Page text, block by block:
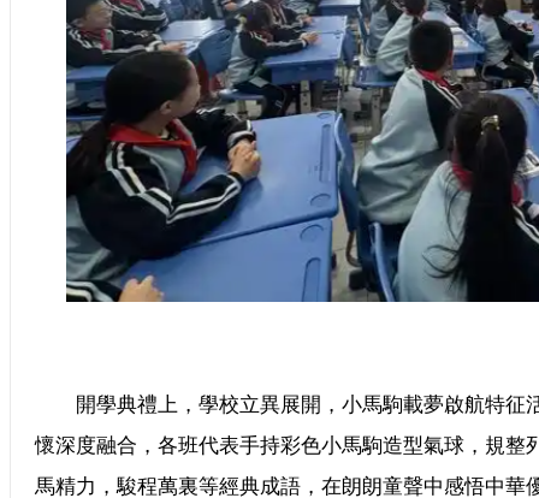
開學典禮上，學校立異展開，小馬駒載夢啟航特征
懷深度融合，各班代表手持彩色小馬駒造型氣球，規整
馬精力，駿程萬裏等經典成語，在朗朗童聲中感悟中華